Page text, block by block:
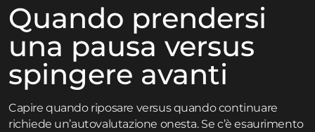
Quando prendersi
una pausa versus
spingere avanti
Capire quando riposare versus quando continuare
richiede un’autovalutazione onesta. Se c’è esaurimento